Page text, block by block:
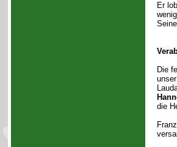
Er
Die
die